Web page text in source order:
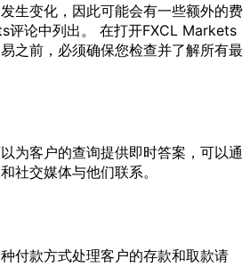
生变化，因此可能会有一些额外的费
评论中列出。 在打开FXCL Markets
之前，必须确保您检查并了解所有最
为客户的查询提供即时答案，可以通
社交媒体与他们联系。
付款方式处理客户的存款和取款请